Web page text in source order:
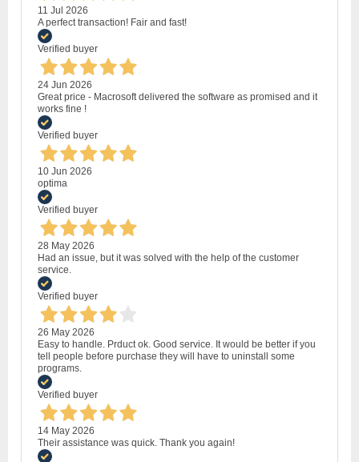
11 Jul 2026
A perfect transaction! Fair and fast!
Verified buyer
24 Jun 2026
Great price - Macrosoft delivered the software as promised and it
works fine !
Verified buyer
10 Jun 2026
optima
Verified buyer
28 May 2026
Had an issue, but it was solved with the help of the customer
service.
Verified buyer
26 May 2026
Easy to handle. Prduct ok. Good service. It would be better if you
tell people before purchase they will have to uninstall some
programs.
Verified buyer
14 May 2026
Their assistance was quick. Thank you again!